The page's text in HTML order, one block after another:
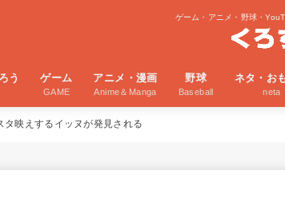
ゲーム・アニメ・野球・
う ゲーム
GAME
アニメ・漫画
Anime＆Manga
野球
Baseball
ネタ・お
neta
タ映えするイッヌが発見される